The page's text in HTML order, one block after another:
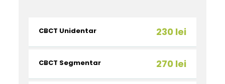
CBCT Unidentar 230 lei
CBCT Segmentar 270 lei